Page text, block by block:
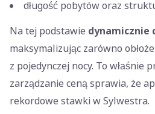
długość pobytów oraz
Na tej podstawie dynamicznie
maksymalizując zarówno
z pojedynczej nocy. To właśnie
zarządzanie ceną sprawia, że
rekordowe stawki w Sylwestra.